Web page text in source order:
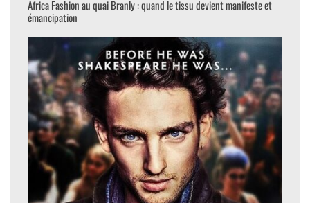
Africa Fashion au quai Branly : quand le tissu devient manifeste et
émancipation